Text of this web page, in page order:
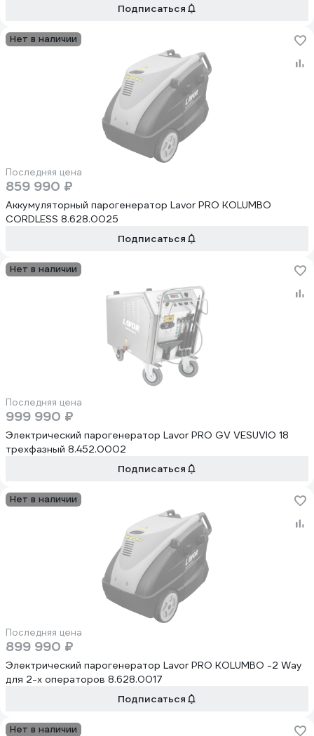
Подписаться
Нет в наличии
Последняя цена
859 990 ₽
Аккумуляторный парогенератор Lavor PRO KOLUMBO
CORDLESS 8.628.0025
Подписаться
Нет в наличии
Последняя цена
999 990 ₽
Электрический парогенератор Lavor PRO GV VESUVIO 18
трехфазный 8.452.0002
Подписаться
Нет в наличии
Последняя цена
899 990 ₽
Электрический парогенератор Lavor PRO KOLUMBO -2 Way
для 2-х операторов 8.628.0017
Подписаться
Нет в наличии